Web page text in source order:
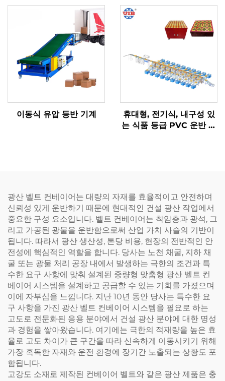
이동식 유압 등반 기계
휴대형, 전기식, 내구성 있
는 식품 등급 PVC 운반 시
광산 벨트 컨베이어는 대량의 자재를 효율적이고 안전하며
신뢰성 있게 운반하기 때문에 현대적인 건설 광산 작업에서
중요한 구성 요소입니다. 벨트 컨베이어는 착암층과 광석, 그
리고 가공된 광물을 운반함으로써 산업 가치 사슬의 기반이
됩니다. 따라서 광산 생산성, 톤당 비용, 현장의 전반적인 안
전성에 핵심적인 역할을 합니다. 당사는 노천 채굴, 지하 채
굴 또는 광물 처리 공장 내에서 발생하는 극한의 조건과 특
수한 요구 사항에 맞춰 설계된 중량형 맞춤형 광산 벨트 컨
베이어 시스템을 설계하고 공급할 수 있는 기회를 가졌으며
이에 자부심을 느낍니다. 지난 10년 동안 당사는 특수한 요
구 사항을 가진 광산 벨트 컨베이어 시스템을 필요로 하는
고도로 전문화된 응용 분야에서 건설 광산 분야에 대한 명성
과 경험을 쌓아왔습니다. 여기에는 극한의 적재량을 높은 효
율로 고도 차이가 큰 구간을 따라 신속하게 이동시키기 위해
가장 혹독한 자재와 운전 환경에 장기간 노출되는 상황도 포
함됩니다.
고강도 소재로 제작된 컨베이어 벨트와 같은 광산 제품은 충